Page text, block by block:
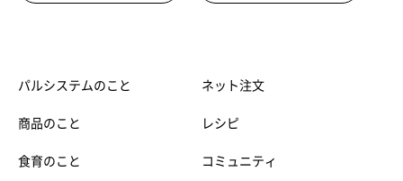
パルシステムのこと
商品のこと
食育のこと
ネット注文
レシピ
コミュニティ